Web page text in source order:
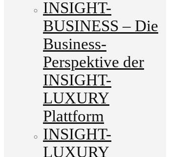
INSIGHT-
BUSINESS – Die
Business-
Perspektive der
INSIGHT-
LUXURY
Plattform
INSIGHT-
LUXURY